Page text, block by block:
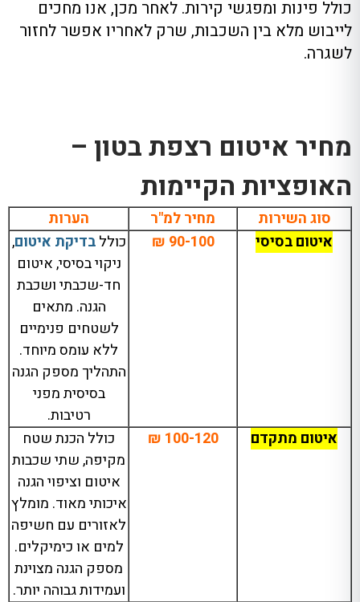
כולל פינות ומפגשי קירות. לאחר מכן, אנו מחכים
לייבוש מלא בין השכבות, שרק לאחריו אפשר לחזור
לשגרה.
מחיר איטום רצפת בטון –
האופציות הקיימות
סוג השירות מחיר למ"ר
הערות
איטום בסיסי
90-100 ₪ כוללבדיקת איטום,
ניקוי בסיסי, איטום
חד-שכבתי ושכבת
הגנה. מתאים
לשטחים פנימיים
ללא עומס מיוחד.
התהליך מספק הגנה
בסיסית מפני
רטיבות.
איטום מתקדם
100-120 ₪
כולל הכנת שטח
מקיפה, שתי שכבות
איטום וציפוי הגנה
איכותי מאוד. מומלץ
לאזורים עם חשיפה
למים או כימיקלים.
מספק הגנה מצוינת
ועמידות גבוהה יותר.